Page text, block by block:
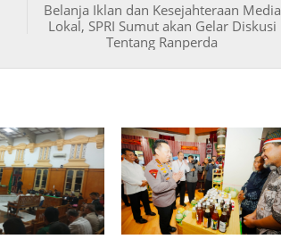
Belanja Iklan dan Kesejahteraan Media
Lokal, SPRI Sumut akan Gelar Diskusi
Tentang Ranperda